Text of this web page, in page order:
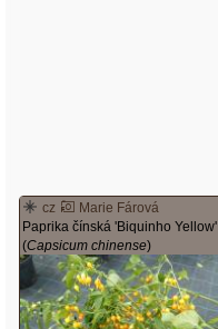
cz
Marie Fárová
Paprika čínská 'Biquinho Yellow'
(Capsicum chinense)